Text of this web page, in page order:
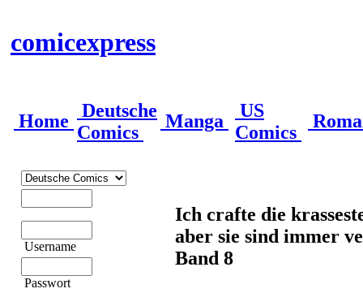
comicexpress
Home
Deutsche
Comics
Manga
US
Comics
Username
Passwort
Ich crafte die
aber sie sind immer
Band 8